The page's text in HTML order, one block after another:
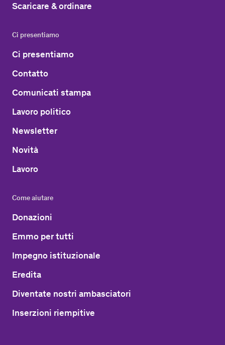
Scaricare & ordinare
Ci presentiamo
Ci presentiamo
Contatto
Comunicati stampa
Lavoro politico
Newsletter
Novità
Lavoro
Come aiutare
Donazioni
Emmo per tutti
Impegno istituzionale
Eredita
Diventate nostri ambasciatori
Inserzioni riempitive